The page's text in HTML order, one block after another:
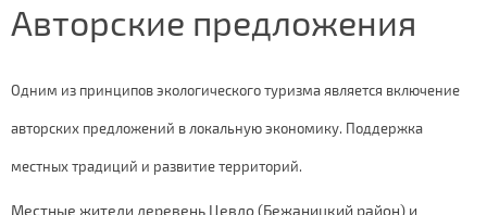
Авторские предложения
Одним из принципов экологического туризма является включение
авторских предложений в локальную экономику. Поддержка
местных традиций и развитие территорий.
Местные жители деревень Цевло (Бежаницкий район) и